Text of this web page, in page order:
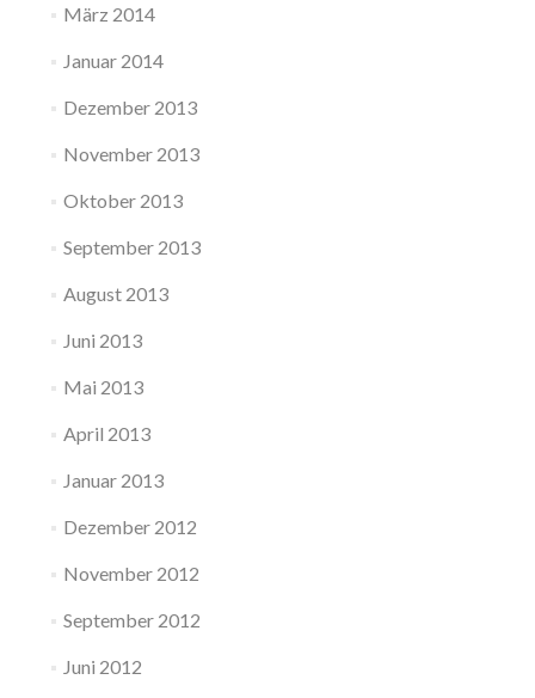
März 2014
Januar 2014
Dezember 2013
November 2013
Oktober 2013
September 2013
August 2013
Juni 2013
Mai 2013
April 2013
Januar 2013
Dezember 2012
November 2012
September 2012
Juni 2012